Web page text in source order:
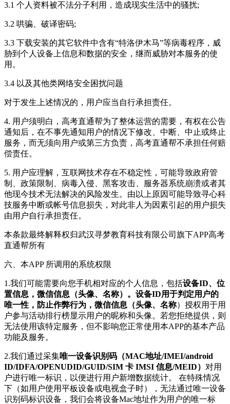
3.1 个人资料被不法分子利用，造成现实生活中的骚扰;
3.2 哄骗、破译密码;
3.3 下载安装的其它软件中含有“特洛伊木马”等病毒程序，威
胁到个人设备上信息和数据的安全，继而威胁对本服务的使
用。
3.4 以及其他类网络安全困扰问题
对于发生上述情况的，用户应当自行承担责任。
4. 用户须明白，高考直通帮为了整体运营的需要，有权在公告
通知后，在不事先通知用户的情况下修改、中断、中止或终止
服务，而无须向用户或第三方负责，高考直通帮不承担任何赔
偿责任。
5. 用户应理解，互联网技术存在不稳定性，可能导致政府管
制、政策限制、病毒入侵、黑客攻击、服务器系统崩溃或者其
他现今技术无法解决的风险发生。由以上原因可能导致寻心科
技服务中断或帐号信息损失，对此非人为因素引起的用户损失
由用户自行承担责任。
本条款最终解释权归武汉寻梦教育科技有限公司旗下APP高考
直通帮所有
六、本APP 所调用的系统权限
1.我们可能需要向您手机相对应的个人信息，包括设备ID、位
置信息，微信信息（头像、名称）。设备ID用于判定用户的
唯一性，防止作弊行为，微信信息（头像、名称）授权用于用
户参与活动排行榜显示用户的昵称和头像。若您拒绝提供，则
无法使用该特定服务，但不影响您正常使用本APP的基本产品
功能及服务。
2.我们通过采集唯一设备识别码（MAC地址/IMEI/android
ID/IDFA/OPENUDID/GUID/SIM 卡 IMSI 信息/MEID） 对用
户进行唯一标识，以便进行用户新增数据统计。 在特殊情况
下（如用户使用平板设备或电视盒子时），无法通过唯一设备
识别码标识设备，我们会将设备Mac地址作为用户的唯一标